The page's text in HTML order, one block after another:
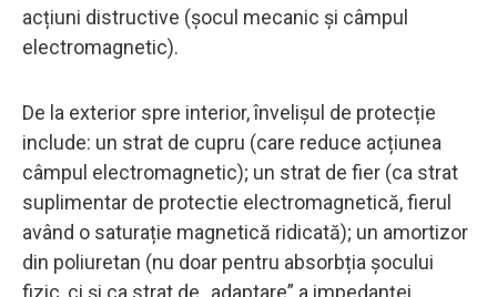
acțiuni distructive (șocul mecanic și câmpul
electromagnetic).
De la exterior spre interior, învelișul de protecție
include: un strat de cupru (care reduce acțiunea
câmpul electromagnetic); un strat de fier (ca strat
suplimentar de protectie electromagnetică, fierul
având o saturație magnetică ridicată); un amortizor
din poliuretan (nu doar pentru absorbția șocului
fizic, ci și ca strat de „adaptare” a impedanței